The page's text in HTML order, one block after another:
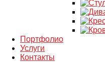
Портфолио
Услуги
Контакты